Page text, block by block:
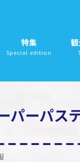
特集
Special edition
パーパ